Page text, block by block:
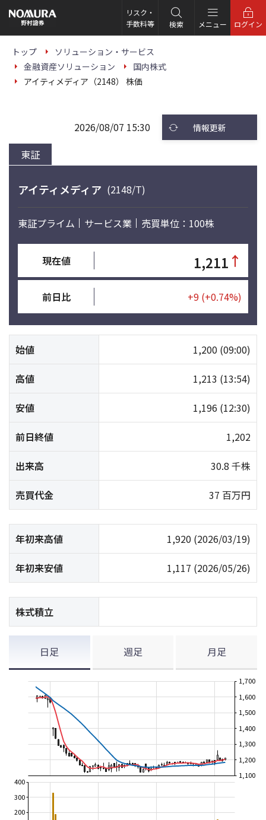
の
ー
リスク・
手数料等
検索 メニュー ログイン
トップ
ソリューション・サービス
金融資産ソリューション
国内株式
アイティメディア（2148） 株価
東証
2026/08/07 15:30 情報更新
アイティメディア (2148/T)
東証プライム サービス業 売買単位：100株
現在値 1,211 ↑
前日比 +9 (+0.74%)
始値 1,200 (09:00)
高値 1,213 (13:54)
安値 1,196 (12:30)
前日終値 1,202
出来高 30.8 千株
売買代金 37 百万円
年初来高値 1,920 (2026/03/19)
年初来安値 1,117 (2026/05/26)
株式積立
日足 週足 月足
1,100
1,200
1,300
1,400
1,500
1,600
1,700
200
300
400